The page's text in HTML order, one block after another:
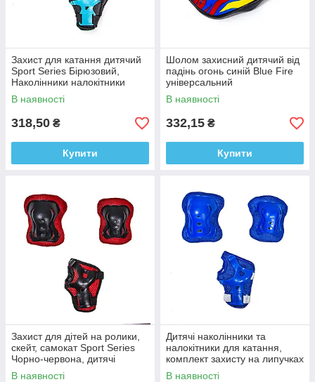
Захист для катання дитячий
Sport Series Бірюзовий,
Наколінники налокітники
рукавички для катання на
роликах
В наявності
318,50 ₴
Купити
Шолом захисний дитячий від
падінь огонь синій Blue Fire
універсальний
В наявності
332,15 ₴
Купити
Захист для дітей на ролики,
скейт, самокат Sport Series
Чорно-червона, дитячі
наколінники та налокітники
В наявності
Дитячі наколінники та
налокітники для катання,
комплект захисту на липучках
Sport Series Синій
В наявності